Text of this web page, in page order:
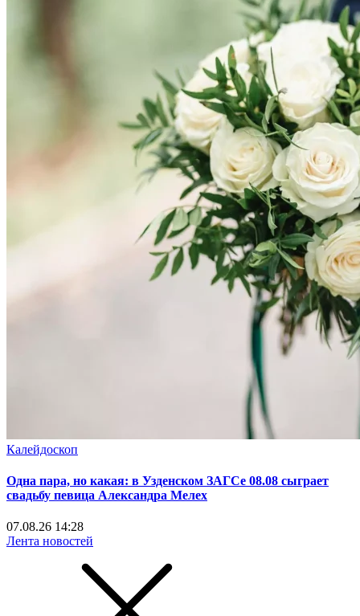
Калейдоскоп
Одна пара, но какая: в Узденском ЗАГСе 08.08 сыграет
свадьбу певица Александра Мелех
07.08.26 14:28
Лента новостей